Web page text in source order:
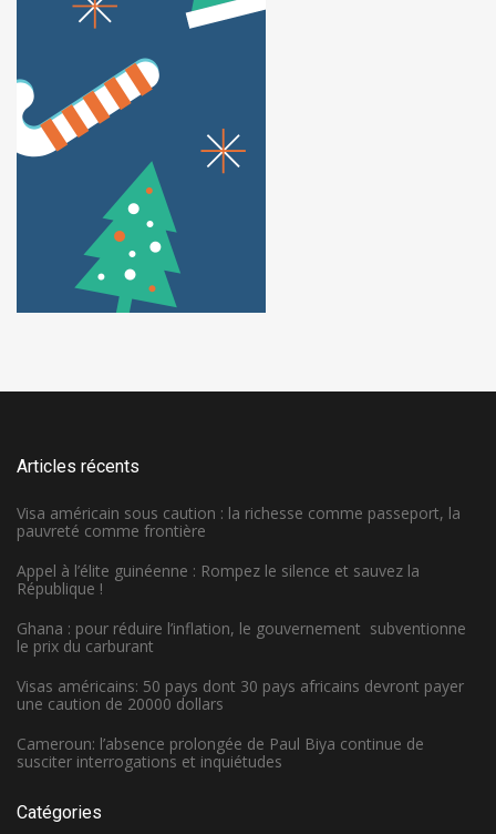
Articles récents
Visa américain sous caution : la richesse comme passeport, la
pauvreté comme frontière
Appel à l’élite guinéenne : Rompez le silence et sauvez la
République !
Ghana : pour réduire l’inflation, le gouvernement subventionne
le prix du carburant
Visas américains: 50 pays dont 30 pays africains devront payer
une caution de 20000 dollars
Cameroun: l’absence prolongée de Paul Biya continue de
susciter interrogations et inquiétudes
Catégories